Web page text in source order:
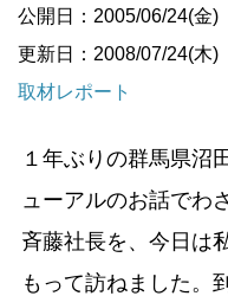
公開日：2005/06/24(金)
更新日：2008/07/24(木)
取材レポート
１年ぶりの群馬県沼
ューアルのお話でわ
斉藤社長を、今日は
もって訪ねました。